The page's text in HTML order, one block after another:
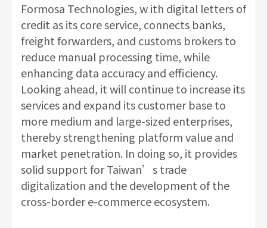
Formosa Technologies, w ith digital letters of
credit as its core service, connects banks,
freight forwarders, and customs brokers to
reduce manual processing time, while
enhancing data accuracy and efficiency.
Looking ahead, it will continue to increase its
services and expand its customer base to
more medium and large-sized enterprises,
thereby strengthening platform value and
market penetration. In doing so, it provides
solid support for Taiwan’s trade
digitalization and the development of the
cross-border e-commerce ecosystem.